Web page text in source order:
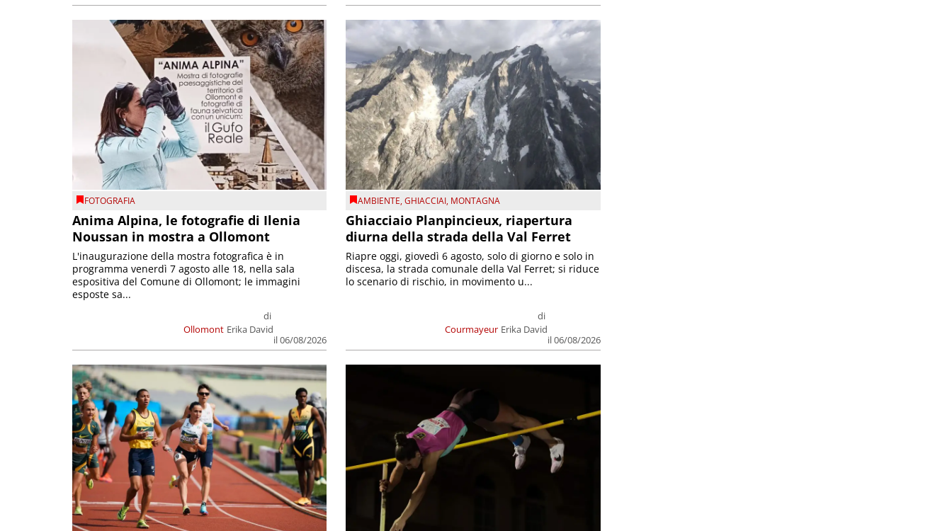
FOTOGRAFIA
Anima Alpina, le fotografie di Ilenia
Noussan in mostra a Ollomont
Ollomont
di
Erika David
il 06/08/2026
L'inaugurazione della mostra fotografica è in
programma venerdì 7 agosto alle 18, nella sala
espositiva del Comune di Ollomont; le immagini
esposte sa...
AMBIENTE,GHIACCIAI, MONTAGNA
Ghiacciaio Planpincieux, riapertura
diurna della strada della Val Ferret
Courmayeur
di
Erika David
il 06/08/2026
Riapre oggi, giovedì 6 agosto, solo di giorno e solo in
discesa, la strada comunale della Val Ferret; si riduce
lo scenario di rischio, in movimento u...